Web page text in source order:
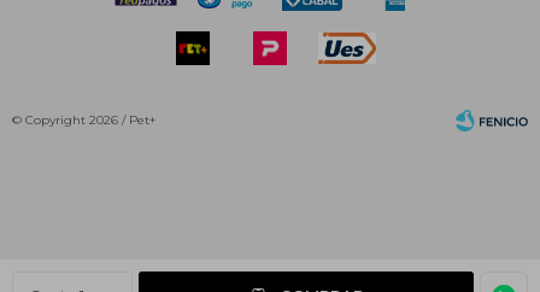
© Copyright 2026 / Pet+
Fenicio